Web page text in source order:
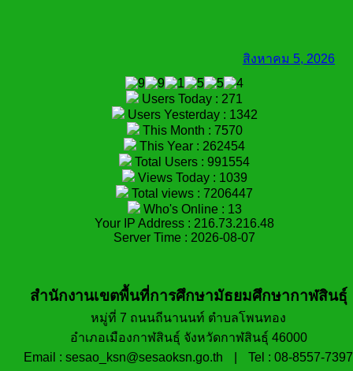
สิงหาคม 5, 2026
Users Today : 271
Users Yesterday : 1342
This Month : 7570
This Year : 262454
Total Users : 991554
Views Today : 1039
Total views : 7206447
Who's Online : 13
Your IP Address : 216.73.216.48
Server Time : 2026-08-07
สำนักงานเขตพื้นที่การศึกษามัธยมศึกษากาฬสินธุ์
หมู่ที่ 7 ถนนถีนานนท์ ตำบลโพนทอง
อำเภอเมืองกาฬสินธุ์ จังหวัดกาฬสินธุ์ 46000
Email : sesao_ksn@sesaoksn.go.th
Tel : 08-8557-7397